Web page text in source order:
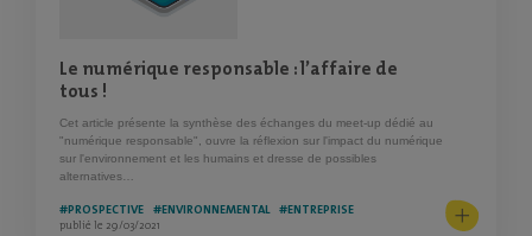
Le numérique responsable : l’affaire de
tous !
Cet article présente la synthèse des échanges du meet-up dédié au
"numérique responsable", ouvre la réflexion sur l'impact du numérique
sur l'environnement et les humains et dresse de possibles
alternatives…
#PROSPECTIVE #ENVIRONNEMENTAL #ENTREPRISE
publié le 29/03/2021